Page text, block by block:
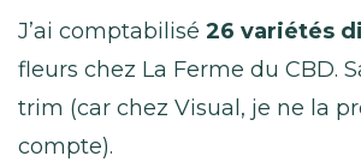
J’ai comptabilisé 26 variétés
fleurs chez La Ferme du CBD.
trim (car chez Visual, je ne la
compte).